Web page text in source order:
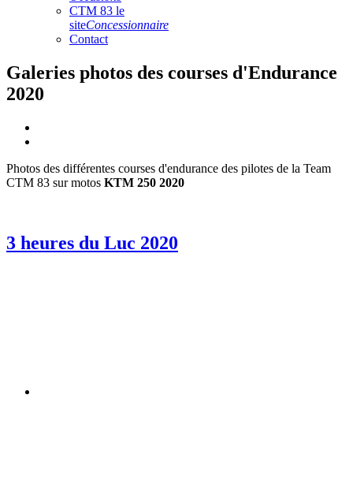
CTM 83 le
siteConcessionnaire
Contact
Galeries photos des courses d'Endurance
2020
Photos des différentes courses d'endurance des pilotes de la Team
CTM 83 sur motos KTM 250 2020
3 heures du Luc 2020